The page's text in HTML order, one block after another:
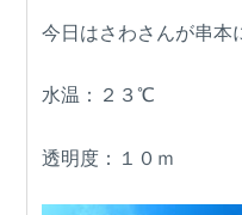
今日はさわさんが串本
水温：２３℃
透明度：１０ｍ